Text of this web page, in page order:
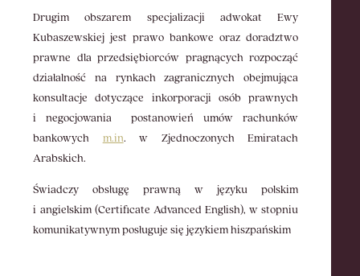
Drugim obszarem specjalizacji adwokat Ewy
Kubaszewskiej jest prawo bankowe oraz doradztwo
prawne dla przedsiębiorców pragnących rozpocząć
działalność na rynkach zagranicznych obejmująca
konsultacje dotyczące inkorporacji osób prawnych
i negocjowania postanowień umów rachunków
bankowych m.in. w Zjednoczonych Emiratach
Arabskich.
Świadczy obsługę prawną w języku polskim
i angielskim (Certificate Advanced English), w stopniu
komunikatywnym posługuje się językiem hiszpańskim